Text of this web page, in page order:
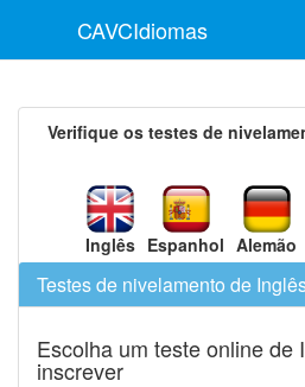
CAVCIdiomas
Verifique os testes de
Inglês Espanhol Alemão
Testes de nivelamento de
Escolha um teste online de
inscrever